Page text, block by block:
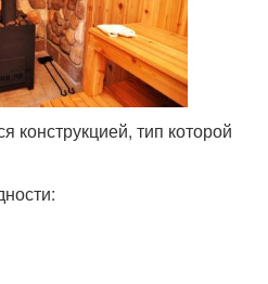
конструкцией, тип которой